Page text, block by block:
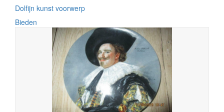
Dolfijn kunst voorwerp
Bieden